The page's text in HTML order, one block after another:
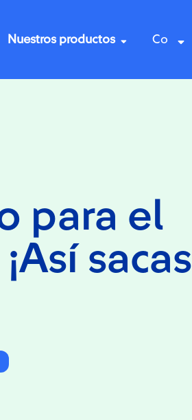
Nuestros productos Co
para el
sacas